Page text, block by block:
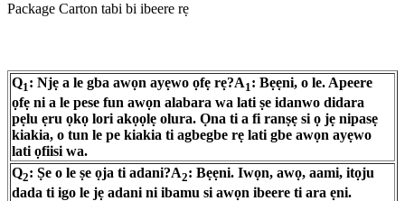
Package Carton tabi bi ibeere rẹ
Q1: Njẹ a le gba awọn ayẹwo ọfẹ rẹ?A1: Bẹẹni, o le. Apeere
ọfẹ ni a le pese fun awọn alabara wa lati ṣe idanwo didara
pẹlu ẹru ọkọ lori akọọlẹ olura. Ọna ti a fi ranṣẹ si ọ jẹ nipasẹ
kiakia, o tun le pe kiakia ti agbegbe rẹ lati gbe awọn ayẹwo
lati ọfiisi wa.
Q2: Ṣe o le ṣe ọja ti adani?A2: Bẹẹni. Iwọn, awọ, aami, itọju
dada ti igo le jẹ adani ni ibamu si awọn ibeere ti ara ẹni.